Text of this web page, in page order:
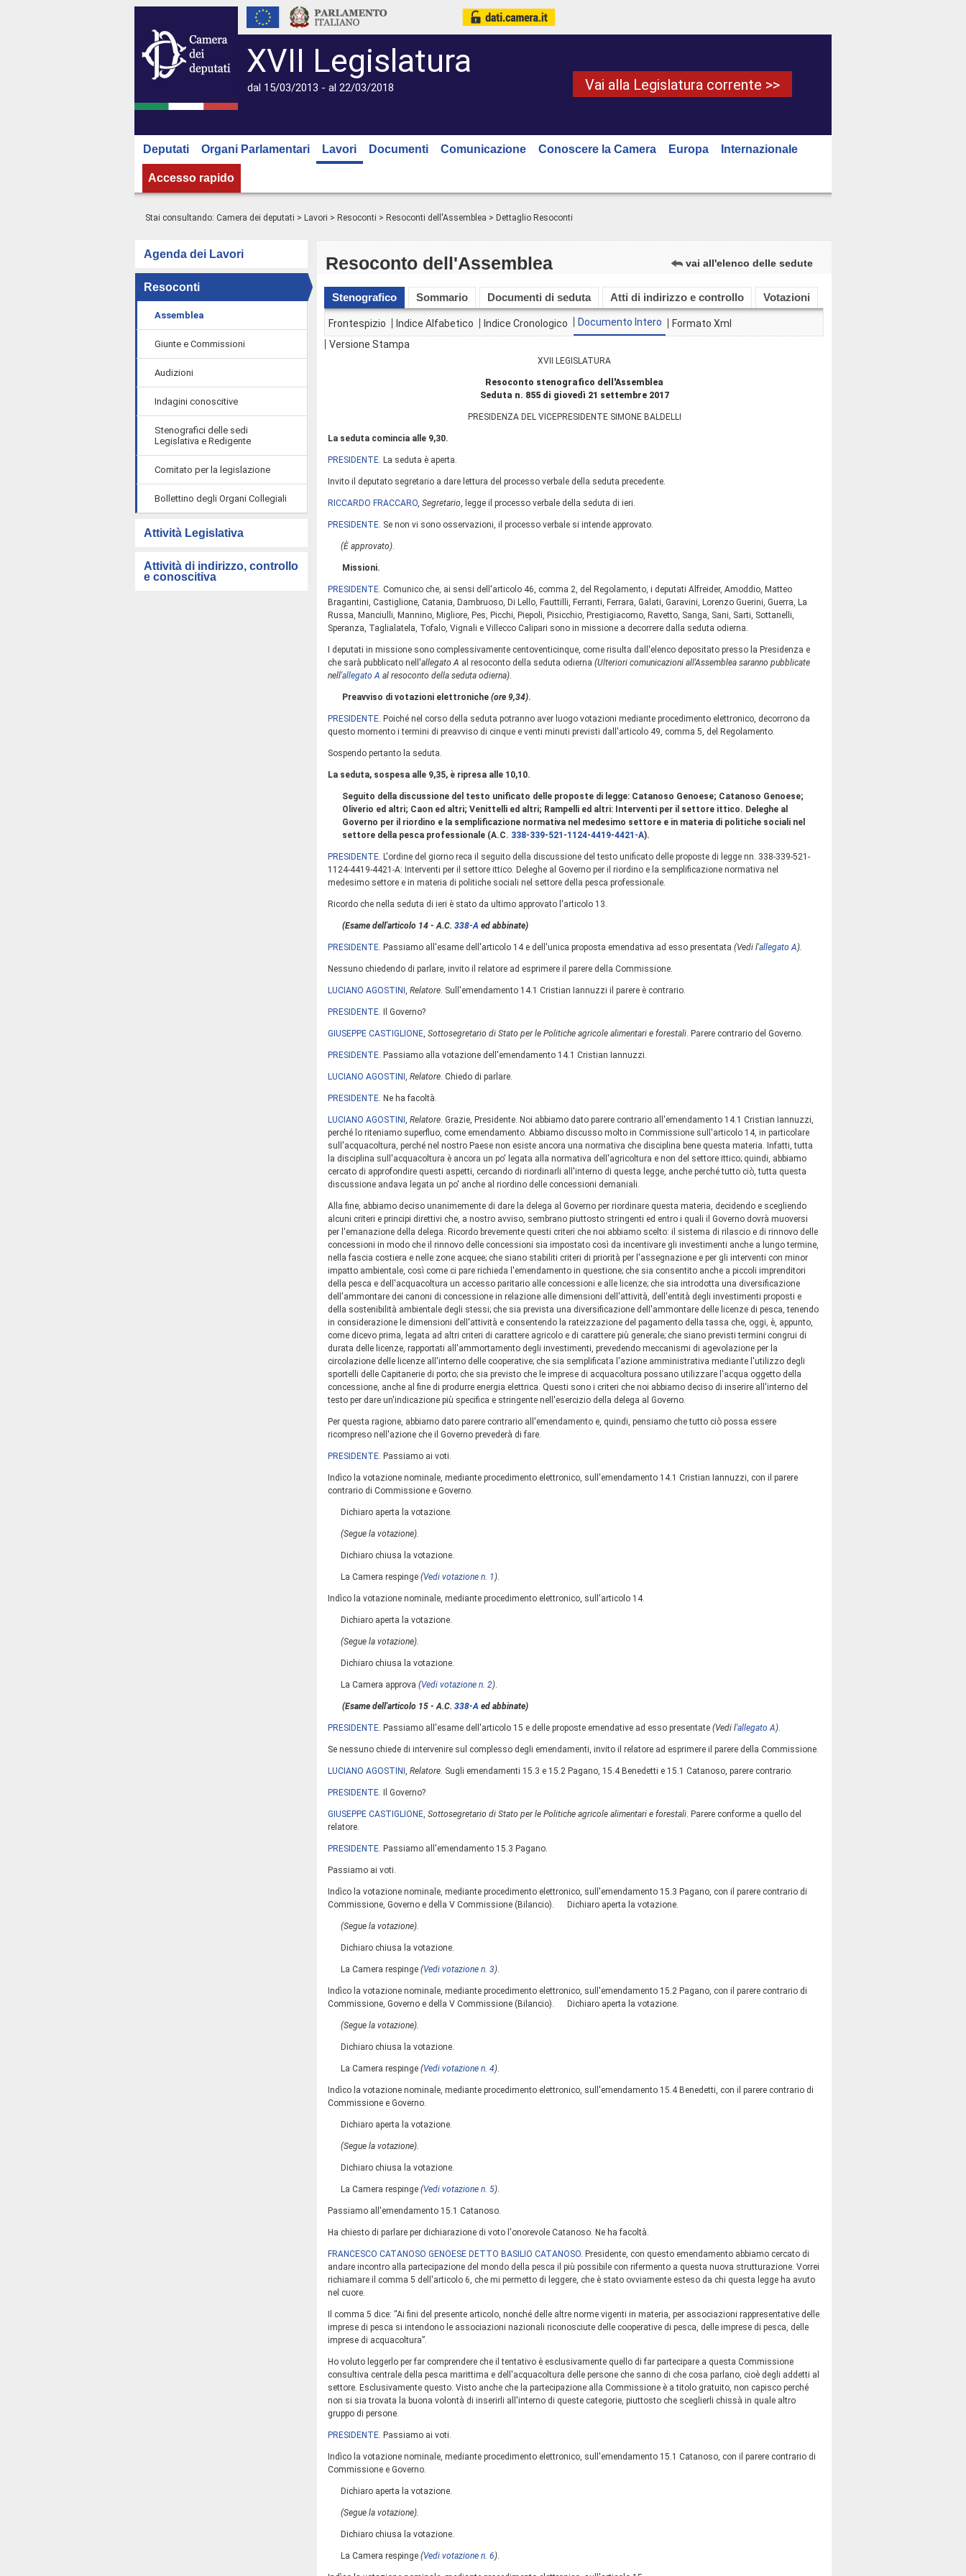
XVII Legislatura
dal 15/03/2013 - al 22/03/2018 Vai alla Legislatura corrente >>
Deputati Organi Parlamentari Lavori Documenti Comunicazione Conoscere la Camera Europa Internazionale
Accesso rapido
Stai consultando: Camera dei deputati > Lavori > Resoconti > Resoconti dell'Assemblea > Dettaglio Resoconti
Agenda dei Lavori
Resoconti
Assemblea
Giunte e Commissioni
Audizioni
Indagini conoscitive
Stenografici delle sedi
Legislativa e Redigente
Comitato per la legislazione
Bollettino degli Organi Collegiali
Attività Legislativa
Attività di indirizzo, controllo
e conoscitiva
Resoconto dell'Assemblea vai all'elenco delle sedute
Stenografico Sommario Documenti di seduta Atti di indirizzo e controllo Votazioni
Frontespizio Indice Alfabetico Indice Cronologico Documento Intero
Formato Xml
Versione Stampa
XVII LEGISLATURA
Resoconto stenografico dell'Assemblea
Seduta n. 855 di giovedì 21 settembre 2017
PRESIDENZA DEL VICEPRESIDENTE SIMONE BALDELLI
La seduta comincia alle 9,30.
PRESIDENTE. La seduta è aperta.
Invito il deputato segretario a dare lettura del processo verbale della seduta precedente.
RICCARDO FRACCARO, Segretario, legge il processo verbale della seduta di ieri.
PRESIDENTE. Se non vi sono osservazioni, il processo verbale si intende approvato.
(È approvato).
Missioni.
PRESIDENTE. Comunico che, ai sensi dell'articolo 46, comma 2, del Regolamento, i deputati Alfreider, Amoddio, Matteo
Bragantini, Castiglione, Catania, Dambruoso, Di Lello, Fauttilli, Ferranti, Ferrara, Galati, Garavini, Lorenzo Guerini, Guerra, La
Russa, Manciulli, Mannino, Migliore, Pes, Picchi, Piepoli, Pisicchio, Prestigiacomo, Ravetto, Sanga, Sani, Sarti, Sottanelli,
Speranza, Taglialatela, Tofalo, Vignali e Villecco Calipari sono in missione a decorrere dalla seduta odierna.
I deputati in missione sono complessivamente centoventicinque, come risulta dall'elenco depositato presso la Presidenza e
che sarà pubblicato nell'allegato A al resoconto della seduta odierna (Ulteriori comunicazioni all'Assemblea saranno pubblicate
nell'allegato A al resoconto della seduta odierna).
Preavviso di votazioni elettroniche (ore 9,34).
PRESIDENTE. Poiché nel corso della seduta potranno aver luogo votazioni mediante procedimento elettronico, decorrono da
questo momento i termini di preavviso di cinque e venti minuti previsti dall'articolo 49, comma 5, del Regolamento.
Sospendo pertanto la seduta.
La seduta, sospesa alle 9,35, è ripresa alle 10,10.
Seguito della discussione del testo unificato delle proposte di legge: Catanoso Genoese; Catanoso Genoese;
Oliverio ed altri; Caon ed altri; Venittelli ed altri; Rampelli ed altri: Interventi per il settore ittico. Deleghe al
Governo per il riordino e la semplificazione normativa nel medesimo settore e in materia di politiche sociali nel
settore della pesca professionale (A.C. 338-339-521 -1124-4419-4421-A).
PRESIDENTE. L'ordine del giorno reca il seguito della discussione del testo unificato delle proposte di legge nn. 338-339-521-
1124-4419-4421-A: Interventi per il settore ittico. Deleghe al Governo per il riordino e la semplificazione normativa nel
medesimo settore e in materia di politiche sociali nel settore della pesca professionale.
Ricordo che nella seduta di ieri è stato da ultimo approvato l'articolo 13.
(Esame dell'articolo 14 - A.C. 338-A ed abbinate)
PRESIDENTE. Passiamo all'esame dell'articolo 14 e dell'unica proposta emendativa ad esso presentata (Vedi l'allegato A).
Nessuno chiedendo di parlare, invito il relatore ad esprimere il parere della Commissione.
LUCIANO AGOSTINI , Relatore. Sull'emendamento 14.1 Cristian Iannuzzi il parere è contrario.
PRESIDENTE. Il Governo?
GIUSEPPE CASTIGLIONE, Sottosegretario di Stato per le Politiche agricole alimentari e forestali. Parere contrario del Governo.
PRESIDENTE. Passiamo alla votazione dell'emendamento 14.1 Cristian Iannuzzi.
LUCIANO AGOSTINI , Relatore. Chiedo di parlare.
PRESIDENTE. Ne ha facoltà.
LUCIANO AGOSTINI , Relatore. Grazie, Presidente. Noi abbiamo dato parere contrario all'emendamento 14.1 Cristian Iannuzzi,
perché lo riteniamo superfluo, come emendamento. Abbiamo discusso molto in Commissione sull'articolo 14, in particolare
sull'acquacoltura, perché nel nostro Paese non esiste ancora una normativa che disciplina bene questa materia. Infatti, tutta
la disciplina sull'acquacoltura è ancora un po' legata alla normativa dell'agricoltura e non del settore ittico; quindi, abbiamo
cercato di approfondire questi aspetti, cercando di riordinarli all'interno di questa legge, anche perché tutto ciò, tutta questa
discussione andava legata un po' anche al riordino delle concessioni demaniali.
Alla fine, abbiamo deciso unanimemente di dare la delega al Governo per riordinare questa materia, decidendo e scegliendo
alcuni criteri e principi direttivi che, a nostro avviso, sembrano piuttosto stringenti ed entro i quali il Governo dovrà muoversi
per l'emanazione della delega. Ricordo brevemente questi criteri che noi abbiamo scelto: il sistema di rilascio e di rinnovo delle
concessioni in modo che il rinnovo delle concessioni sia impostato così da incentivare gli investimenti anche a lungo termine,
nella fascia costiera e nelle zone acquee; che siano stabiliti criteri di priorità per l'assegnazione e per gli interventi con minor
impatto ambientale, così come ci pare richieda l'emendamento in questione; che sia consentito anche a piccoli imprenditori
della pesca e dell'acquacoltura un accesso paritario alle concessioni e alle licenze; che sia introdotta una diversificazione
dell'ammontare dei canoni di concessione in relazione alle dimensioni dell'attività, dell'entità degli investimenti proposti e
della sostenibilità ambientale degli stessi; che sia prevista una diversificazione dell'ammontare delle licenze di pesca, tenendo
in considerazione le dimensioni dell'attività e consentendo la rateizzazione del pagamento della tassa che, oggi, è, appunto,
come dicevo prima, legata ad altri criteri di carattere agricolo e di carattere più generale; che siano previsti termini congrui di
durata delle licenze, rapportati all'ammortamento degli investimenti, prevedendo meccanismi di agevolazione per la
circolazione delle licenze all'interno delle cooperative; che sia semplificata l'azione amministrativa mediante l'utilizzo degli
sportelli delle Capitanerie di porto; che sia previsto che le imprese di acquacoltura possano utilizzare l'acqua oggetto della
concessione, anche al fine di produrre energia elettrica. Questi sono i criteri che noi abbiamo deciso di inserire all'interno del
testo per dare un'indicazione più specifica e stringente nell'esercizio della delega al Governo.
Per questa ragione, abbiamo dato parere contrario all'emendamento e, quindi, pensiamo che tutto ciò possa essere
ricompreso nell'azione che il Governo prevederà di fare.
PRESIDENTE. Passiamo ai voti.
Indìco la votazione nominale, mediante procedimento elettronico, sull'emendamento 14.1 Cristian Iannuzzi, con il parere
contrario di Commissione e Governo.
Dichiaro aperta la votazione.
(Segue la votazione).
Dichiaro chiusa la votazione.
La Camera respinge (Vedi votazione n. 1 ).
Indìco la votazione nominale, mediante procedimento elettronico, sull'articolo 14.
Dichiaro aperta la votazione.
(Segue la votazione).
Dichiaro chiusa la votazione.
La Camera approva (Vedi votazione n. 2).
(Esame dell'articolo 15 - A.C. 338-A ed abbinate)
PRESIDENTE. Passiamo all'esame dell'articolo 15 e delle proposte emendative ad esso presentate (Vedi l'allegato A).
Se nessuno chiede di intervenire sul complesso degli emendamenti, invito il relatore ad esprimere il parere della Commissione.
LUCIANO AGOSTINI , Relatore. Sugli emendamenti 15.3 e 15.2 Pagano, 15.4 Benedetti e 15.1 Catanoso, parere contrario.
PRESIDENTE. Il Governo?
GIUSEPPE CASTIGLIONE, Sottosegretario di Stato per le Politiche agricole alimentari e forestali. Parere conforme a quello del
relatore.
PRESIDENTE. Passiamo all'emendamento 15.3 Pagano.
Passiamo ai voti.
Indìco la votazione nominale, mediante procedimento elettronico, sull'emendamento 15.3 Pagano, con il parere contrario di
Commissione, Governo e della V Commissione (Bilancio). Dichiaro aperta la votazione.
(Segue la votazione).
Dichiaro chiusa la votazione.
La Camera respinge (Vedi votazione n. 3).
Indìco la votazione nominale, mediante procedimento elettronico, sull'emendamento 15.2 Pagano, con il parere contrario di
Commissione, Governo e della V Commissione (Bilancio). Dichiaro aperta la votazione.
(Segue la votazione).
Dichiaro chiusa la votazione.
La Camera respinge (Vedi votazione n. 4).
Indìco la votazione nominale, mediante procedimento elettronico, sull'emendamento 15.4 Benedetti, con il parere contrario di
Commissione e Governo.
Dichiaro aperta la votazione.
(Segue la votazione).
Dichiaro chiusa la votazione.
La Camera respinge (Vedi votazione n. 5).
Passiamo all'emendamento 15.1 Catanoso.
Ha chiesto di parlare per dichiarazione di voto l'onorevole Catanoso. Ne ha facoltà.
FRANCESCO CATANOSO GENOESE DETTO BASILIO CATANOSO. Presidente, con questo emendamento abbiamo cercato di
andare incontro alla partecipazione del mondo della pesca il più possibile con rifermento a questa nuova strutturazione. Vorrei
richiamare il comma 5 dell'articolo 6, che mi permetto di leggere, che è stato ovviamente esteso da chi questa legge ha avuto
nel cuore.
Il comma 5 dice: “Ai fini del presente articolo, nonché delle altre norme vigenti in materia, per associazioni rappresentative delle
imprese di pesca si intendono le associazioni nazionali riconosciute delle cooperative di pesca, delle imprese di pesca, delle
imprese di acquacoltura”.
Ho voluto leggerlo per far comprendere che il tentativo è esclusivamente quello di far partecipare a questa Commissione
consultiva centrale della pesca marittima e dell'acquacoltura delle persone che sanno di che cosa parlano, cioè degli addetti al
settore. Esclusivamente questo. Visto anche che la partecipazione alla Commissione è a titolo gratuito, non capisco perché
non si sia trovata la buona volontà di inserirli all'interno di queste categorie, piuttosto che sceglierli chissà in quale altro
gruppo di persone.
PRESIDENTE. Passiamo ai voti.
Indìco la votazione nominale, mediante procedimento elettronico, sull'emendamento 15.1 Catanoso, con il parere contrario di
Commissione e Governo.
Dichiaro aperta la votazione.
(Segue la votazione).
Dichiaro chiusa la votazione.
La Camera respinge (Vedi votazione n. 6).